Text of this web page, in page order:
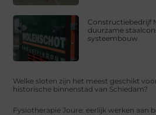
Constructiebedrijf
duurzame
systeembouw
Welke sloten zijn het meest geschikt
historische binnenstad van Schiedam?
Fysiotherapie Joure: eerlijk werken aan